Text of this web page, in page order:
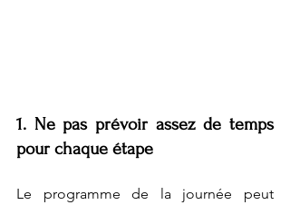
1. Ne pas prévoir assez de temps
pour chaque étape
Le programme de la journée peut